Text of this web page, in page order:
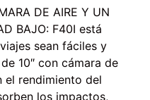
DE AIRE Y UN
BAJO: F40I está
sean fáciles y
10″ con cámara de
el rendimiento del
los impactos,